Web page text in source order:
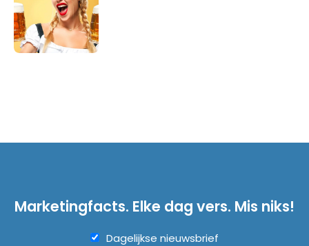
Marketingfacts. Elke dag vers. Mis niks!
Dagelijkse nieuwsbrief